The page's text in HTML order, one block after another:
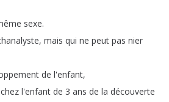
sexe.
, mais qui ne peut pas nier
de l'enfant,
chez l'enfant de 3 ans de la découverte